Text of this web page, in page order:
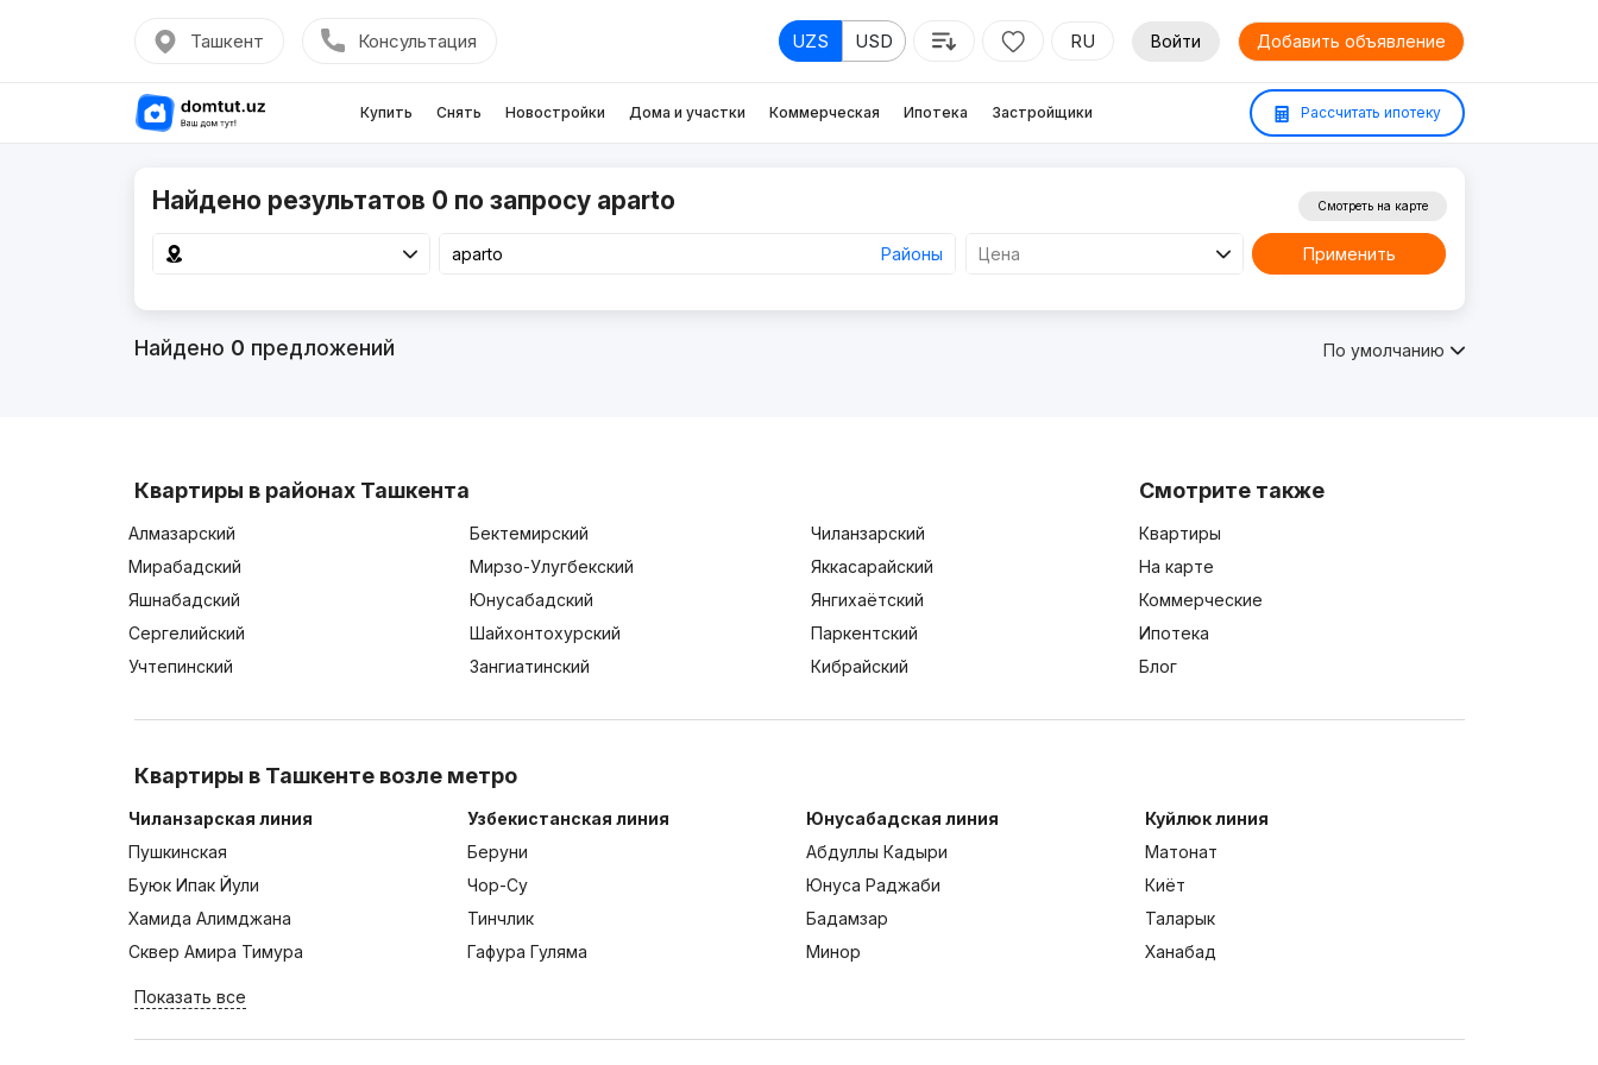
Ташкент Консультация UZS USD RU Войти Добавить объявление
Купить Снять Новостройки Дома и участки Коммерческая Ипотека Застройщики Рассчитать ипотеку
Найдено результатов 0 по запросу aparto
Районы Цена
Смотреть на карте
Применить
Найдено 0 предложений По умолчанию
Квартиры в районах Ташкента
Алмазарский Бектемирский
Чиланзарский
Мирабадский
Мирзо-Улугбекский
Яккасарайский
Яшнабадский
Юнусабадский
Янгихаётский
Сергелийский
Шайхонтохурский
Паркентский
Учтепинский
Зангиатинский Кибрайский
Смотрите также
Квартиры
На карте
Коммерческие
Ипотека
Блог
Квартиры в Ташкенте возле метро
Чиланзарская линия
Пушкинская
Буюк Ипак Йули
Хамида Алимджана
Сквер Амира Тимура
Узбекистанская линия
Беруни
Чор-Су
Тинчлик
Гафура Гуляма
Юнусабадская линия
Абдуллы Кадыри
Юнуса Раджаби
Бадамзар
Минор
Куйлюк линия
Матонат
Киёт
Таларык
Ханабад
Показать все